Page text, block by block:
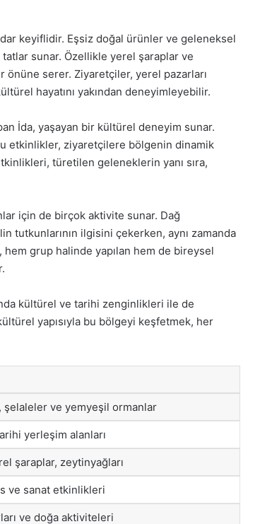
keyiflidir. Eşsiz doğal ürünler ve geleneksel
sunar. Özellikle yerel şaraplar ve
serer. Ziyaretçiler, yerel pazarları
hayatını yakından deneyimleyebilir.
İda, yaşayan bir kültürel deneyim sunar.
etkinlikler, ziyaretçilere bölgenin dinamik
türetilen geleneklerin yanı sıra,
için de birçok aktivite sunar. Dağ
tutkunlarının ilgisini çekerken, aynı zamanda
hem grup halinde yapılan hem de bireysel
kültürel ve tarihi zenginlikleri ile de
yapısıyla bu bölgeyi keşfetmek, her
şelaleler ve yemyeşil ormanlar
yerleşim alanları
şaraplar, zeytinyağları
ve sanat etkinlikleri
ve doğa aktiviteleri